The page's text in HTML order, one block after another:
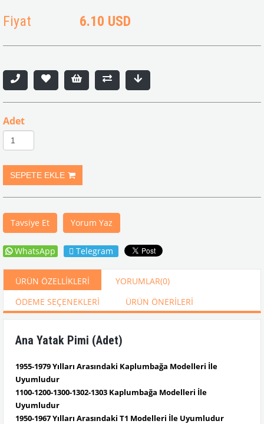
Fiyat 6.10 USD
Adet
Tavsiye Et Yorum Yaz
WhatsApp Telegram
ÜRÜN ÖZELLIKLERI YORUMLAR(0)
ÖDEME SEÇENEKLERI
ÜRÜN ÖNERILERI
Ana Yatak Pimi (Adet)
1955-1979 Yılları Arasındaki Kaplumbağa Modelleri İle
Uyumludur
1100-1200-1300-1302-1303 Kaplumbağa Modelleri İle
Uyumludur
1950-1967 Yılları Arasındaki T1 Modelleri İle Uyumludur